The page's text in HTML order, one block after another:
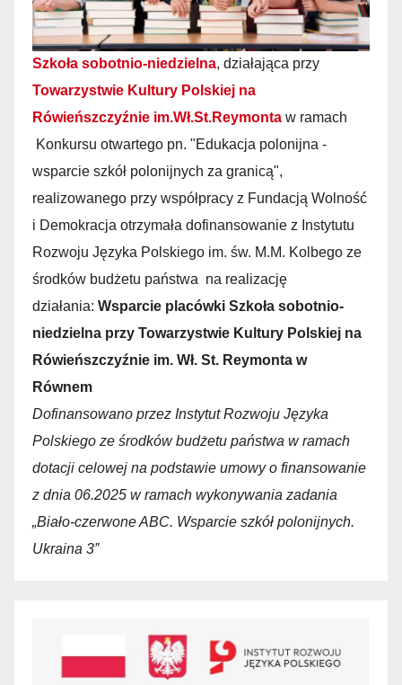
Szkoła sobotnio-niedzielna, działająca przy
Towarzystwie Kultury Polskiej na
Rówieńszczyźnie im.Wł.St.Reymonta w ramach
Konkursu otwartego pn. "Edukacja polonijna -
wsparcie szkół polonijnych za granicą",
realizowanego przy współpracy z Fundacją Wolność
i Demokracja otrzymała dofinansowanie z Instytutu
Rozwoju Języka Polskiego im. św. M.M. Kolbego ze
środków budżetu państwa na realizację
działania: Wsparcie placówki Szkoła sobotnio-
niedzielna przy Towarzystwie Kultury Polskiej na
Rówieńszczyźnie im. Wł. St. Reymonta w
Równem
Dofinansowano przez Instytut Rozwoju Języka
Polskiego ze środków budżetu państwa w ramach
dotacji celowej na podstawie umowy o finansowanie
z dnia 06.2025 w ramach wykonywania zadania
„Biało-czerwone ABC. Wsparcie szkół polonijnych.
Ukraina 3”